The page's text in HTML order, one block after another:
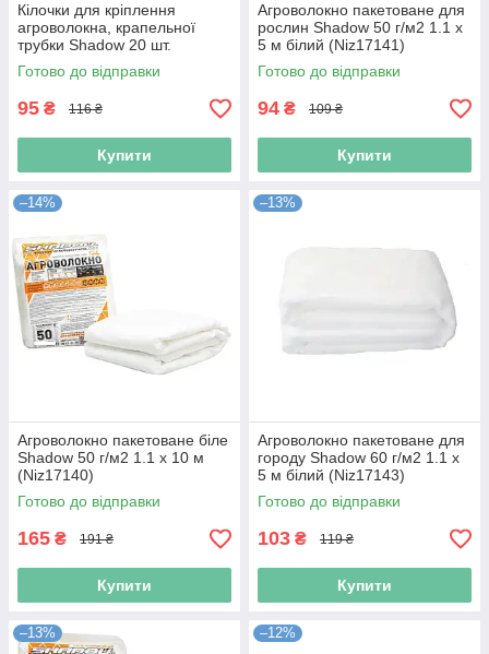
Кілочки для кріплення
агроволокна, крапельної
трубки Shadow 20 шт.
(Niz17179)
Готово до відправки
95 ₴ 116 ₴
Купити
Агроволокно пакетоване для
рослин Shadow 50 г/м2 1.1 х
5 м білий (Niz17141)
Готово до відправки
94 ₴ 109 ₴
Купити
–14%
Агроволокно пакетоване біле
Shadow 50 г/м2 1.1 х 10 м
(Niz17140)
Готово до відправки
165 ₴ 191 ₴
Купити
–13%
Агроволокно пакетоване для
городу Shadow 60 г/м2 1.1 х
5 м білий (Niz17143)
Готово до відправки
103 ₴ 119 ₴
Купити
–13% –12%